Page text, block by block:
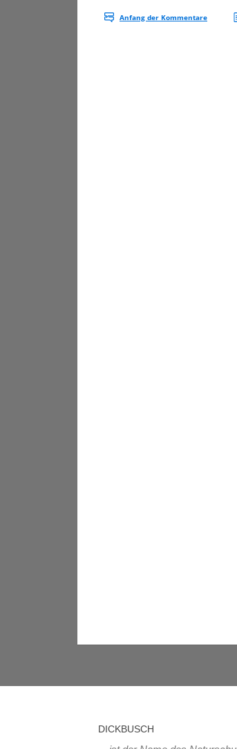
DICKBUSCH